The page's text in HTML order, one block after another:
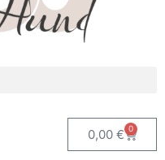
0,00 € 0